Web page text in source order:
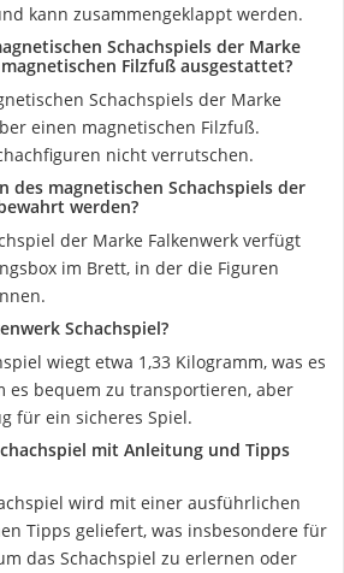
kann zusammengeklappt werden.
Schachspiels der Marke
Filzfuß ausgestattet?
Schachspiels der Marke
einen magnetischen Filzfuß.
nicht verrutschen.
des magnetischen Schachspiels der
werden?
der Marke Falkenwerk verfügt
im Brett, in der die Figuren
Schachspiel?
wiegt etwa 1,33 Kilogramm, was es
es bequem zu transportieren, aber
für ein sicheres Spiel.
mit Anleitung und Tipps
wird mit einer ausführlichen
Tipps geliefert, was insbesondere für
das Schachspiel zu erlernen oder